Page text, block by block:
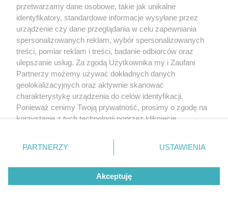
przetwarzamy dane osobowe, takie jak unikalne
identyfikatory, standardowe informacje wysyłane przez
urządzenie czy dane przeglądania w celu zapewniania
spersonalizowanych reklam, wybór spersonalizowanych
treści, pomiar reklam i treści, badanie odbiorców oraz
ulepszanie usług. Za zgodą Użytkownika my i Zaufani
Partnerzy możemy używać dokładnych danych
geolokalizacyjnych oraz aktywnie skanować
charakterystykę urządzenia do celów identyfikacji.
Ponieważ cenimy Twoją prywatność, prosimy o zgodę na
korzystanie z tych technologii poprzez kliknięcie
zmienić/wycofać klikając przycisk ustawień prywatności
znajdujący się w lewym dolnym rogu strony
rodzaje przetwarzania danych nie wymagają zgody
użytkownika, ale masz prawo sprzeciwić się takiemu
przetwarzaniu. Preferencje będą miały zastosowanie tylko
PARTNERZY USTAWIENIA
Akceptuję